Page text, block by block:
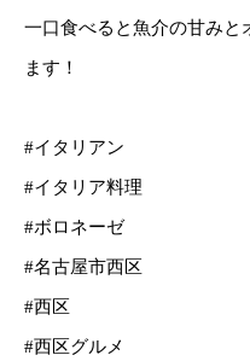
一口食べると魚介の甘みと
ます！
#イタリアン
#イタリア料理
#ボロネーゼ
#名古屋市西区
#西区
#西区グルメ